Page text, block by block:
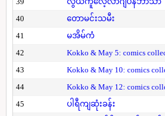
40
တောမင်းသမီး
41
မအိမ်ကံ
42
Kokko & May 5: comics
43
Kokko & May 10: comics
44
Kokko & May 12: comics
45
ပါရီကျဆုံးခန်း